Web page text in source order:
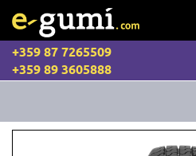
+359 87 7265509
+359 89 3605888